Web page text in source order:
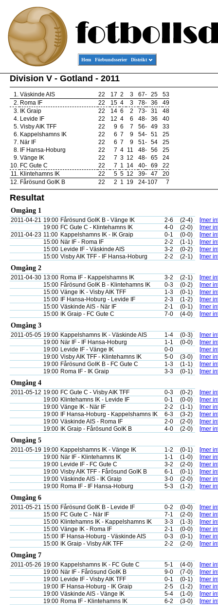
Hem Förbundsserier Distrikt
Division V - Gotland - 2011
1. Väskinde AIS 22 17 2 3 67- 25
53
2. Roma IF 22 15 4 3 78- 36
49
3. IK Graip 22 14 6 2 73- 31
48
4. Levide IF 22 12 4 6 48- 36
40
5. Visby AIK TFF 22 9 6 7 56- 49
33
6. Kappelshamns IK 22 6 7 9 54- 51
25
7. När IF 22 6 7 9 51- 54
25
8. IF Hansa-Hoburg 22 7 4 11 48- 56
25
9. Vänge IK 22 7 3 12 48- 65
24
10. FC Gute C 22 7 1 14 40- 69
22
11. Klintehamns IK 22 5 5 12 39- 47
20
12. Fårösund GoIK B 22 2 1 19 24-107 7
Resultat
Omgång 1
2011-04-21 19:00 Fårösund GoIK B - Vänge IK 2-6 (2-4)
[mer
19:00 FC Gute C - Klintehamns IK 4-0 (2-0)
[mer
2011-04-23 11:00 Kappelshamns IK - IK Graip 0-1 (0-0)
[mer
15:00 När IF - Roma IF 2-2 (1-1)
[mer
15:00 Levide IF - Väskinde AIS 3-2 (0-2)
[mer
15:00 Visby AIK TFF - IF Hansa-Hoburg 2-2 (2-1) [mer
Omgång 2
2011-04-30 13:00 Roma IF - Kappelshamns IK 3-2 (2-1)
[mer
15:00 Fårösund GoIK B - Klintehamns IK 0-3 (0-2)
[mer
15:00 Vänge IK - Visby AIK TFF 1-3 (0-1)
[mer
15:00
IF Hansa-Hoburg - Levide IF 2-3 (1-2)
[mer
15:00 Väskinde AIS - När IF 2-1 (0-1)
[mer
15:00
IK Graip - FC Gute C 7-0 (4-0) [mer
Omgång 3
2011-05-05 19:00 Kappelshamns IK - Väskinde AIS 1-4 (0-3)
[mer
19:00 När IF - IF Hansa-Hoburg 1-1 (0-0)
[mer
19:00 Levide IF - Vänge IK 0-0
[mer
19:00 Visby AIK TFF - Klintehamns IK 5-0 (3-0)
[mer
19:00 Fårösund GoIK B - FC Gute C 1-3 (1-1)
[mer
19:00 Roma IF - IK Graip 3-3 (0-1) [mer
Omgång 4
2011-05-12 19:00 FC Gute C - Visby AIK TFF 0-3 (0-2)
[mer
19:00 Klintehamns IK - Levide IF 0-1 (0-0)
[mer
19:00 Vänge IK - När IF 2-2 (1-1)
[mer
19:00
IF Hansa-Hoburg - Kappelshamns IK 6-3 (3-2)
[mer
19:00 Väskinde AIS - Roma IF 2-0 (2-0)
[mer
19:00
IK Graip - Fårösund GoIK B 4-0 (2-0) [mer
Omgång 5
2011-05-19 19:00 Kappelshamns IK - Vänge IK 1-2 (0-1)
[mer
19:00 När IF - Klintehamns IK 1-1 (1-0)
[mer
19:00 Levide IF - FC Gute C 3-2 (2-0)
[mer
19:00 Visby AIK TFF - Fårösund GoIK B 6-1 (0-1)
[mer
19:00 Väskinde AIS - IK Graip 3-0 (2-0)
[mer
19:00 Roma IF - IF Hansa-Hoburg 5-3 (1-2) [mer
Omgång 6
2011-05-21 15:00 Fårösund GoIK B - Levide IF 0-2 (0-0)
[mer
15:00 FC Gute C - När IF 7-1 (2-0)
[mer
15:00 Klintehamns IK - Kappelshamns IK 3-3 (1-3)
[mer
15:00 Vänge IK - Roma IF 2-1 (0-0)
[mer
15:00
IF Hansa-Hoburg - Väskinde AIS 0-3 (0-1)
[mer
15:00
IK Graip - Visby AIK TFF 2-2 (2-0) [mer
Omgång 7
2011-05-26 19:00 Kappelshamns IK - FC Gute C 5-1 (4-0)
[mer
19:00 När IF - Fårösund GoIK B 9-0 (7-0)
[mer
19:00 Levide IF - Visby AIK TFF 0-1 (0-1)
[mer
19:00
IF Hansa-Hoburg - IK Graip 2-5 (1-2)
[mer
19:00 Väskinde AIS - Vänge IK 5-4 (1-0)
[mer
19:00 Roma IF - Klintehamns IK 6-2 (3-0) [mer